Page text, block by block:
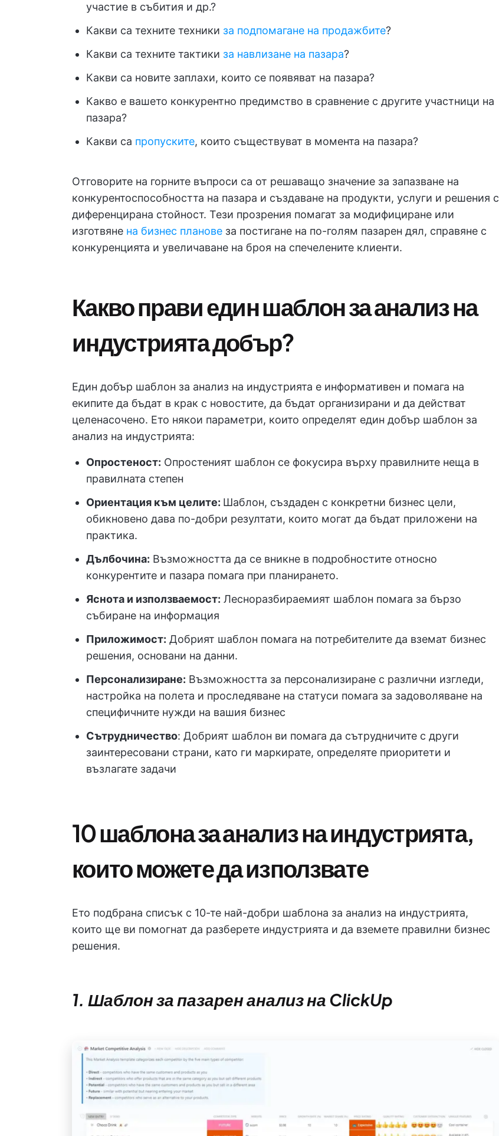
участие в събития и др.?
Какви са техните техники за подпомагане на продажбите?
Какви са техните тактики за навлизане на пазара?
Какви са новите заплахи, които се появяват на пазара?
Какво е вашето конкурентно предимство в сравнение с другите участници на
пазара?
Какви са пропуските, които съществуват в момента на пазара?
Отговорите на горните въпроси са от решаващо значение за запазване на
конкурентоспособността на пазара и създаване на продукти, услуги и решения с
диференцирана стойност. Тези прозрения помагат за модифициране или
изготвяне на бизнес планове за постигане на по-голям пазарен дял, справяне с
конкуренцията и увеличаване на броя на спечелените клиенти.
Какво прави един шаблон за анализ на
индустрията добър?
Един добър шаблон за анализ на индустрията е информативен и помага на
екипите да бъдат в крак с новостите, да бъдат организирани и да действат
целенасочено. Ето някои параметри, които определят един добър шаблон за
анализ на индустрията:
Опростеност: Опростеният шаблон се фокусира върху правилните неща в
правилната степен
Ориентация към целите: Шаблон, създаден с конкретни бизнес цели,
обикновено дава по-добри резултати, които могат да бъдат приложени на
практика.
Дълбочина: Възможността да се вникне в подробностите относно
конкурентите и пазара помага при планирането.
Яснота и използваемост: Лесноразбираемият шаблон помага за бързо
събиране на информация
Приложимост: Добрият шаблон помага на потребителите да вземат бизнес
решения, основани на данни.
Персонализиране: Възможността за персонализиране с различни изгледи,
настройка на полета и проследяване на статуси помага за задоволяване на
специфичните нужди на вашия бизнес
Сътрудничество: Добрият шаблон ви помага да сътрудничите с други
заинтересовани страни, като ги маркирате, определяте приоритети и
възлагате задачи
10 шаблона за анализ на индустрията,
които можете да използвате
Ето подбрана списък с 10-те най-добри шаблона за анализ на индустрията,
които ще ви помогнат да разберете индустрията и да вземете правилни бизнес
решения.
1. Шаблон за пазарен анализ на ClickUp